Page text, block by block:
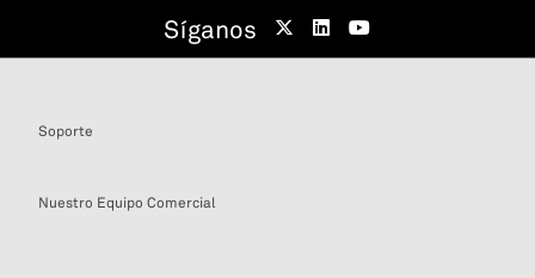
Síganos
Soporte
Nuestro Equipo Comercial